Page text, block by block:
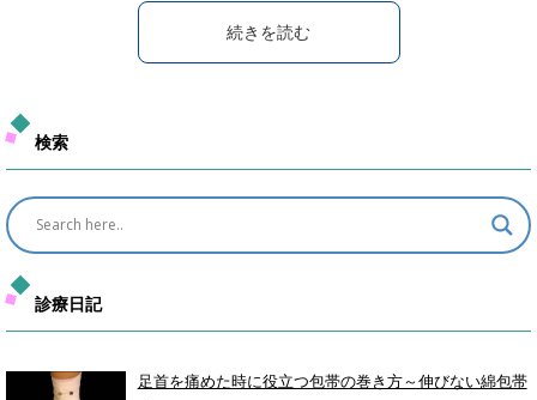
続きを読む
検索
診療日記
足首を痛めた時に役立つ包帯の巻き方～伸びない綿包帯